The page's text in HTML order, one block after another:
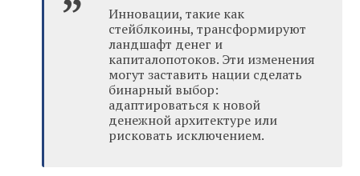
Инновации, такие как
стейблкоины, трансформируют
ландшафт денег и
капиталопотоков. Эти изменения
могут заставить нации сделать
бинарный выбор:
адаптироваться к новой
денежной архитектуре или
рисковать исключением.